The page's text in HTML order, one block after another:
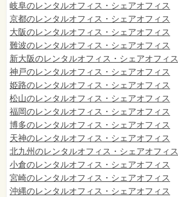
岐阜のレンタルオフィス・シェアオフィス
京都のレンタルオフィス・シェアオフィス
大阪のレンタルオフィス・シェアオフィス
難波のレンタルオフィス・シェアオフィス
新大阪のレンタルオフィス・シェアオフィス
神戸のレンタルオフィス・シェアオフィス
姫路のレンタルオフィス・シェアオフィス
松山のレンタルオフィス・シェアオフィス
福岡のレンタルオフィス・シェアオフィス
博多のレンタルオフィス・シェアオフィス
天神のレンタルオフィス・シェアオフィス
北九州のレンタルオフィス・シェアオフィス
小倉のレンタルオフィス・シェアオフィス
宮崎のレンタルオフィス・シェアオフィス
沖縄のレンタルオフィス・シェアオフィス